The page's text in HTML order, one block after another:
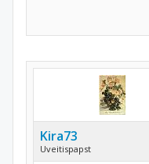
Kira73
Uveitispapst